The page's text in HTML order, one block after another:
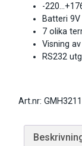
-
Batteri
7 olika
Visning
RS232
Art.nr: GMH3211